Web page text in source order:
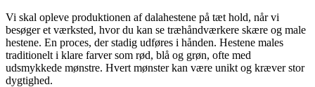
Vi skal opleve produktionen af dalahestene på tæt hold, når vi
besøger et værksted, hvor du kan se træhåndværkere skære og male
hestene. En proces, der stadig udføres i hånden. Hestene males
traditionelt i klare farver som rød, blå og grøn, ofte med
udsmykkede mønstre. Hvert mønster kan være unikt og kræver stor
dygtighed.